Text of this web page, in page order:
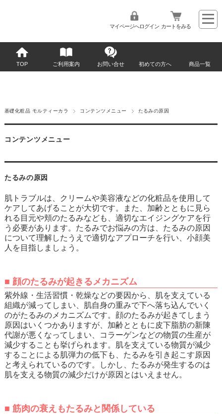
マイページへログイン カートをみる
TOP ご利用案内 お問い合せ 初めての方へ 商品一覧
基礎化粧品 モルティーカラ コンテンツメニュー たるみの原因
コンテンツメニュー
たるみの原因
肌トラブルは、 クリームや美容液などの化粧品を使用して
ケアしてあげることが大切です。また、加齢とともに見ら
れる 目元や頬のたるみなども、適切なエイジングケアを行
う必要があります。たるみでお悩みの方は、たるみの原因
について理解したうえで適切なアプローチを行い、 小顔美
人を目指しましょう。
■ 顔のたるみが起きるメカニズム
紫外線・生活習慣・乾燥などの要因から、肌を支えている
組織が減ってしまい、肌自身の重みで下へ落ち込んでいく
のがたるみのメカニズムです。顔のたるみが起きてしまう
原因はいくつかありますが、加齢とともに皮下脂肪の新陳
代謝が悪くなってしまい、コラーゲンなどの物質の生産が
減少することも挙げられます。肌を支えている物質が減少
することによる肌弾力の低下も、たるみを引き起こす原因
と考えられているのです。しかし、たるみが発生するのは
肌を支える物質の減少だけが原因とはいえません。
■ 筋肉の衰えもたるみと関係している